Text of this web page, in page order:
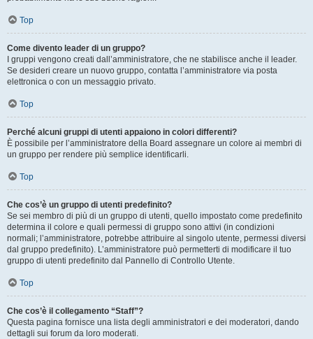
Top
Come divento leader di un gruppo?
I gruppi vengono creati dall’amministratore, che ne stabilisce anche il leader.
Se desideri creare un nuovo gruppo, contatta l’amministratore via posta
elettronica o con un messaggio privato.
Top
Perché alcuni gruppi di utenti appaiono in colori differenti?
È possibile per l’amministratore della Board assegnare un colore ai membri di
un gruppo per rendere più semplice identificarli.
Top
Che cos’è un gruppo di utenti predefinito?
Se sei membro di più di un gruppo di utenti, quello impostato come predefinito
determina il colore e quali permessi di gruppo sono attivi (in condizioni
normali; l’amministratore, potrebbe attribuire al singolo utente, permessi diversi
dal gruppo predefinito). L’amministratore può permetterti di modificare il tuo
gruppo di utenti predefinito dal Pannello di Controllo Utente.
Top
Che cos’è il collegamento “Staff”?
Questa pagina fornisce una lista degli amministratori e dei moderatori, dando
dettagli sui forum da loro moderati.